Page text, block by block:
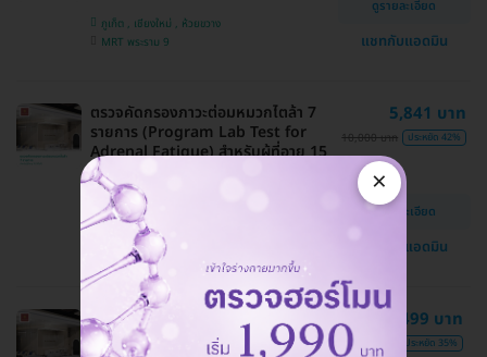
ภูเก็ต , เชียงใหม่ , ห้วยขวาง
MRT พระราม 9
ดูรายละเอียด
แชทกับแอดมิน
ตรวจคัดกรองภาวะต่อมหมวกไตล้า 7
รายการ (Program Lab Test for
Adrenal Fatigue) สำหรับผู้ที่อายุ 15
ปีขึ้นไป
Dr. Trin Wellness
MRT พระราม 9
5,841 บาท
10,000 บาท ประหยัด 42%
ดูรายละเอียด
แชทกับแอดมิน
ตรวจหาสารบ่งชี้มะเร็งสำหรับผู้ชาย 4
รายการ
6,499 บาท
9,990 บาท ประหยัด 35%
×